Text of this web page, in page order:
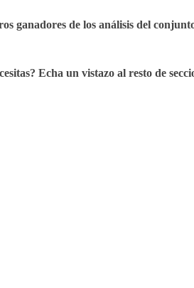
ganadores de los análisis del
Echa un vistazo al resto de